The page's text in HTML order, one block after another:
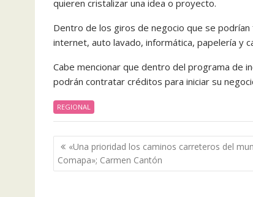
quieren cristalizar una idea o proyecto.
Dentro de los giros de negocio que se
internet, auto lavado, informática, papelería y
Cabe mencionar que dentro del programa de
podrán contratar créditos para iniciar su
REGIONAL
Navegación
de
entradas
«Una prioridad los caminos carreteros del
Comapa»; Carmen Cantón